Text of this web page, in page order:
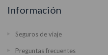
Información
Seguros de viaje
Preguntas frecuentes